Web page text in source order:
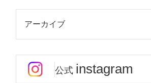
アーカイブ
公式 instagram